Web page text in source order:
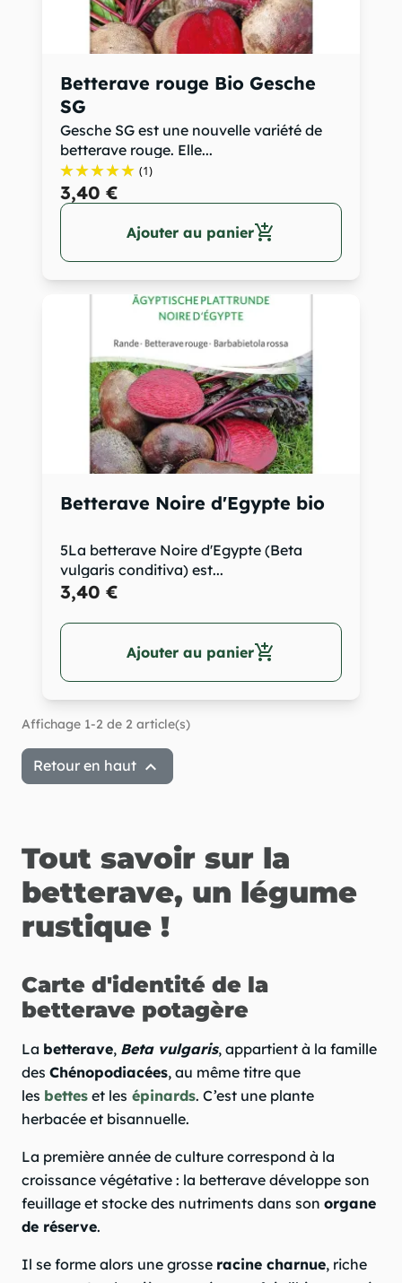
Betterave rouge Bio Gesche
SG
Gesche SG est une nouvelle variété de
betterave rouge. Elle...
(1)
3,40 €
Ajouter au panieradd_shopping_cart
Betterave Noire d'Egypte bio
5La betterave Noire d'Egypte (Beta
vulgaris conditiva) est...
3,40 €
Ajouter au panieradd_shopping_cart
Affichage 1-2 de 2 article(s)
Retour en haut 
Tout savoir sur la
betterave, un légume
rustique !
Carte d'identité de la
betterave potagère
La betterave, Beta vulgaris, appartient à la famille
des Chénopodiacées, au même titre que
les bettes et les épinards. C’est une plante
herbacée et bisannuelle.
La première année de culture correspond à la
croissance végétative : la betterave développe son
feuillage et stocke des nutriments dans son organe
de réserve.
Il se forme alors une grosse racine charnue, riche